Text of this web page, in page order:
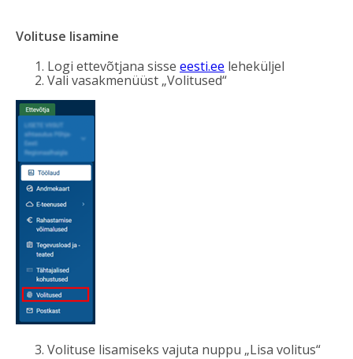
Volituse lisamine
Logi ettevõtjana sisse eesti.ee leheküljel
Vali vasakmenüüst „Volitused“
Volituse lisamiseks vajuta nuppu „Lisa volitus“